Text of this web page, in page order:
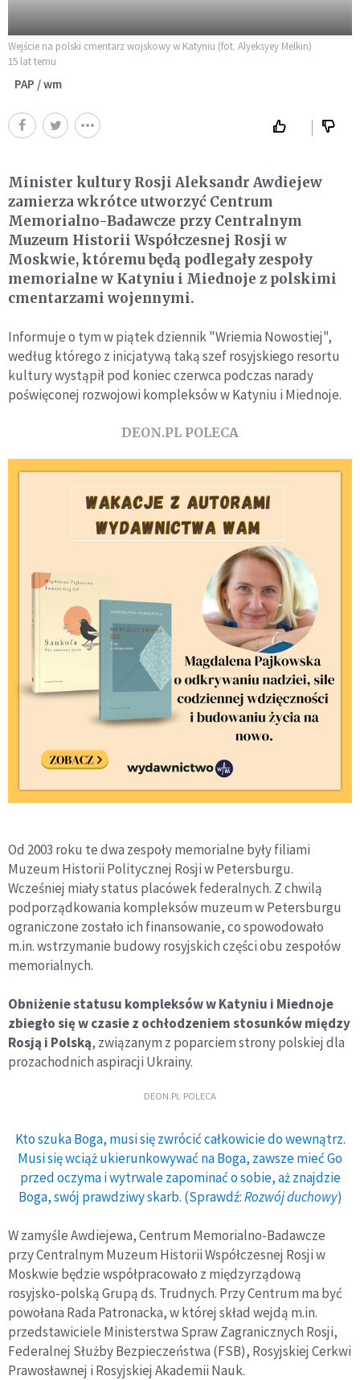
Wejście na polski cmentarz wojskowy w Katyniu (fot. Alyeksyey Melkin)
15 lat temu
PAP / wm
Minister kultury Rosji Aleksandr Awdiejew
zamierza wkrótce utworzyć Centrum
Memorialno-Badawcze przy Centralnym
Muzeum Historii Współczesnej Rosji w
Moskwie, któremu będą podlegały zespoły
memorialne w Katyniu i Miednoje z polskimi
cmentarzami wojennymi.
Informuje o tym w piątek dziennik "Wriemia Nowostiej",
według którego z inicjatywą taką szef rosyjskiego resortu
kultury wystąpił pod koniec czerwca podczas narady
poświęconej rozwojowi kompleksów w Katyniu i Miednoje.
DEON.PL POLECA
Od 2003 roku te dwa zespoły memorialne były filiami
Muzeum Historii Politycznej Rosji w Petersburgu.
Wcześniej miały status placówek federalnych. Z chwilą
podporządkowania kompleksów muzeum w Petersburgu
ograniczone zostało ich finansowanie, co spowodowało
m.in. wstrzymanie budowy rosyjskich części obu zespołów
memorialnych.
Obniżenie statusu kompleksów w Katyniu i Miednoje
zbiegło się w czasie z ochłodzeniem stosunków między
Rosją i Polską, związanym z poparciem strony polskiej dla
prozachodnich aspiracji Ukrainy.
DEON.PL POLECA
Kto szuka Boga, musi się zwrócić całkowicie do wewnątrz.
Musi się wciąż ukierunkowywać na Boga, zawsze mieć Go
przed oczyma i wytrwale zapominać o sobie, aż znajdzie
Boga, swój prawdziwy skarb. (Sprawdź:Rozwój duchowy)
W zamyśle Awdiejewa, Centrum Memorialno-Badawcze
przy Centralnym Muzeum Historii Współczesnej Rosji w
Moskwie będzie współpracowało z międzyrządową
rosyjsko-polską Grupą ds. Trudnych. Przy Centrum ma być
powołana Rada Patronacka, w której skład wejdą m.in.
przedstawiciele Ministerstwa Spraw Zagranicznych Rosji,
Federalnej Służby Bezpieczeństwa (FSB), Rosyjskiej Cerkwi
Prawosławnej i Rosyjskiej Akademii Nauk.